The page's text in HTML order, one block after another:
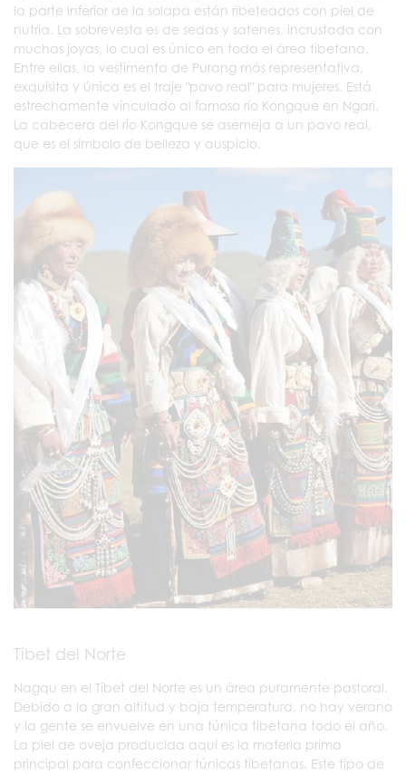
la parte inferior de la solapa están ribeteados con piel de
nutria. La sobrevesta es de sedas y satenes, incrustada con
muchas joyas, lo cual es único en toda el área tibetana.
Entre ellas, la vestimenta de Purang más representativa,
exquisita y única es el traje "pavo real" para mujeres. Está
estrechamente vinculado al famoso río Kongque en Ngari.
La cabecera del río Kongque se asemeja a un pavo real,
que es el símbolo de belleza y auspicio.
Tíbet del Norte
Nagqu en el Tíbet del Norte es un área puramente pastoral.
Debido a la gran altitud y baja temperatura, no hay verano
y la gente se envuelve en una túnica tibetana todo el año.
La piel de oveja producida aquí es la materia prima
principal para confeccionar túnicas tibetanas. Este tipo de